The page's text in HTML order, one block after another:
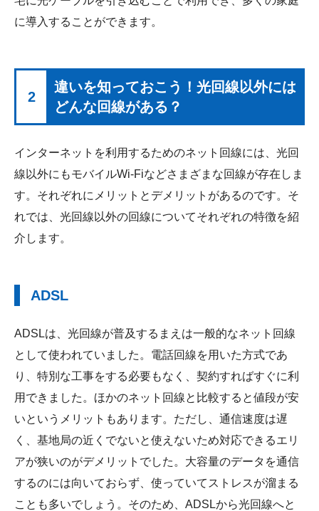
に導入することができます。
2
違いを知っておこう！光回線以外には
どんな回線がある？
インターネットを利用するためのネット回線には、光回
線以外にもモバイルWi-Fiなどさまざまな回線が存在しま
す。それぞれにメリットとデメリットがあるのです。そ
れでは、光回線以外の回線についてそれぞれの特徴を紹
介します。
ADSL
ADSLは、光回線が普及するまえは一般的なネット回線
として使われていました。電話回線を用いた方式であ
り、特別な工事をする必要もなく、契約すればすぐに利
用できました。ほかのネット回線と比較すると値段が安
いというメリットもあります。ただし、通信速度は遅
く、基地局の近くでないと使えないため対応できるエリ
アが狭いのがデメリットでした。大容量のデータを通信
するのには向いておらず、使っていてストレスが溜まる
ことも多いでしょう。そのため、ADSLから光回線へと